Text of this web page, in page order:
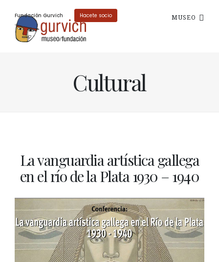
Fundación Gurvich Hacete socio MUSEO
Cultural
La vanguardia artística gallega
en el río de la Plata 1930 – 1940